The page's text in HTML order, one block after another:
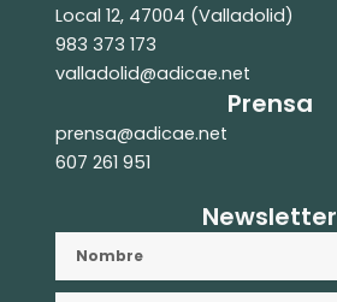
Local 12, 47004 (Valladolid)
983 373 173
valladolid@adicae.net
Prensa
prensa@adicae.net
607 261 951
Newsletter